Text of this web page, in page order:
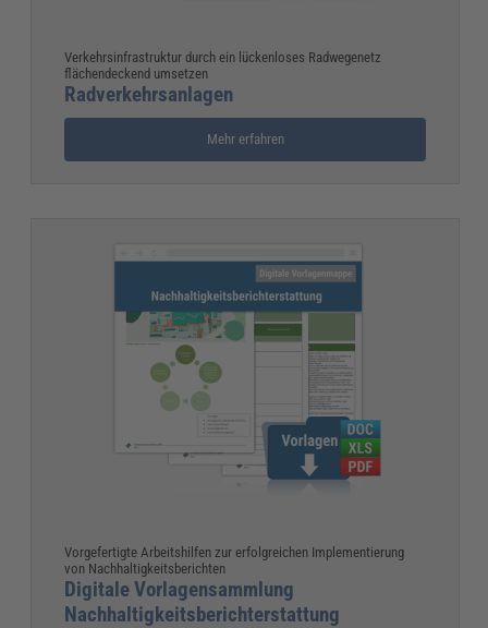
Verkehrsinfrastruktur durch ein lückenloses Radwegenetz
flächendeckend umsetzen
Radverkehrsanlagen
Mehr erfahren
Vorgefertigte Arbeitshilfen zur erfolgreichen Implementierung
von Nachhaltigkeitsberichten
Digitale Vorlagensammlung
Nachhaltigkeitsberichterstattung